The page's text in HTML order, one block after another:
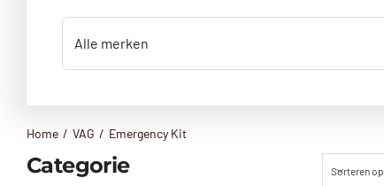
Home VAG Emergency Kit
Categorie Sorteren op